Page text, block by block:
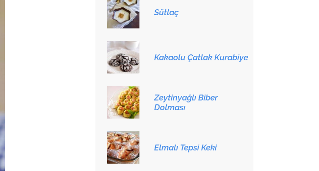
Sütlaç
Kakaolu Çatlak Kurabiye
Zeytinyağlı Biber
Dolması
Elmalı Tepsi Keki